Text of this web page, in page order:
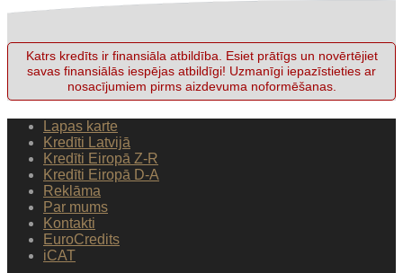
Katrs kredīts ir finansiāla atbildība. Esiet prātīgs un novērtējiet
savas finansiālās iespējas atbildīgi! Uzmanīgi iepazīstieties ar
nosacījumiem pirms aizdevuma noformēšanas.
Lapas karte
Kredīti Latvijā
Kredīti Eiropā Z-R
Kredīti Eiropā D-A
Reklāma
Par mums
Kontakti
EuroCredits
iCAT